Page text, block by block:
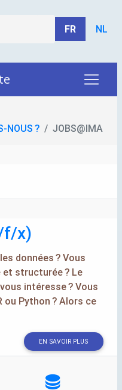
FR NL
NOUS ? JOBS@IMA
f/x)
données ? Vous
et structurée? Le
intéresse? Vous
ou Python? Alors ce
EN SAVOIR PLUS